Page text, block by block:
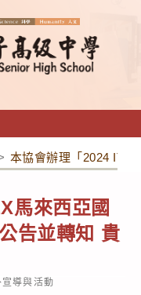
本協會辦理「2024
馬來西亞國
告並轉知 貴
宣導與活動